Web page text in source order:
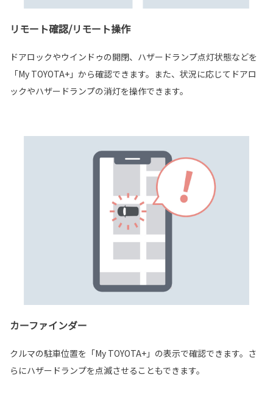
リモート確認/リモート操作
ドアロックやウインドゥの開閉、ハザードランプ点灯状態などを
「My TOYOTA+」から確認できます。また、状況に応じてドアロ
ックやハザードランプの消灯を操作できます。
カーファインダー
クルマの駐車位置を「My TOYOTA+」の表示で確認できます。さ
らにハザードランプを点滅させることもできます。